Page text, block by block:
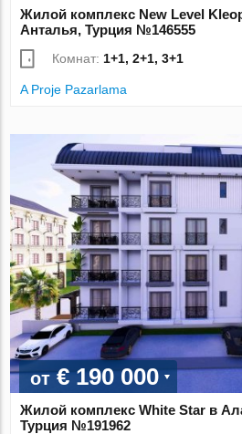
Жилой комплекс New Level
Анталья, Турция №146555
Комнат: 1+1, 2+1, 3+1
A Proje Pazarlama
от€ 190 000
Жилой комплекс White Star в
Турция №191962